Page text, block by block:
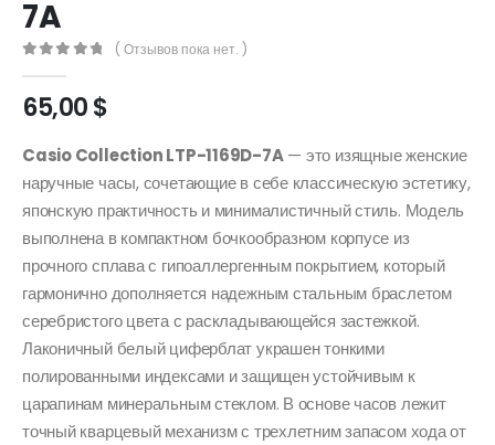
7A
( Отзывов пока нет. )
65,00$
Casio Collection LTP-1169D-7A— это изящные женские
наручные часы, сочетающие в себе классическую эстетику,
японскую практичность и минималистичный стиль. Модель
выполнена в компактном бочкообразном корпусе из
прочного сплава с гипоаллергенным покрытием, который
гармонично дополняется надежным стальным браслетом
серебристого цвета с раскладывающейся застежкой.
Лаконичный белый циферблат украшен тонкими
полированными индексами и защищен устойчивым к
царапинам минеральным стеклом. В основе часов лежит
точный кварцевый механизм с трехлетним запасом хода от